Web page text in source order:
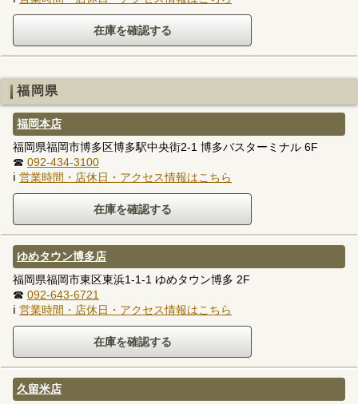
福岡県
福岡本店
福岡県福岡市博多区博多駅中央街2-1 博多バスターミナル 6F
☎ 092-434-3100
ℹ 営業時間・店休日・アクセス情報はこちら
ゆめタウン博多店
福岡県福岡市東区東浜1-1-1 ゆめタウン博多 2F
☎ 092-643-6721
ℹ 営業時間・店休日・アクセス情報はこちら
久留米店